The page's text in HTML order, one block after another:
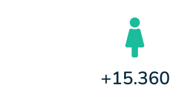
+15.360